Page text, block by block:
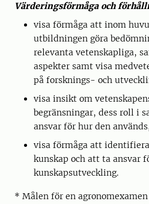
Värderingsförmåga och
visa förmåga att inom
utbildningen göra
relevanta vetenskapliga,
aspekter samt visa
på forsknings- och
visa insikt om
begränsningar, dess roll i
ansvar för hur den
visa förmåga att
kunskap och att ta ansvar
kunskapsutveckling.
* Målen för en